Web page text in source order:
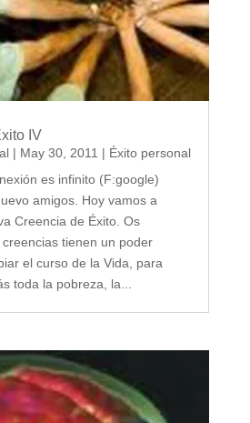
IV
| May 30, 2011 | Éxito personal
es infinito (F:google)
amigos. Hoy vamos a
Creencia de Éxito. Os
tienen un poder
el curso de la Vida, para
toda la pobreza, la...